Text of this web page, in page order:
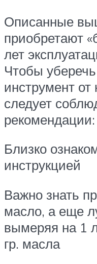
Описанные
приобретают
лет
Чтобы
инструмент
следует
рекомендации:
Близко
инструкцией
Важно знать
масло, а еще
вымеряя на 1
гр. масла